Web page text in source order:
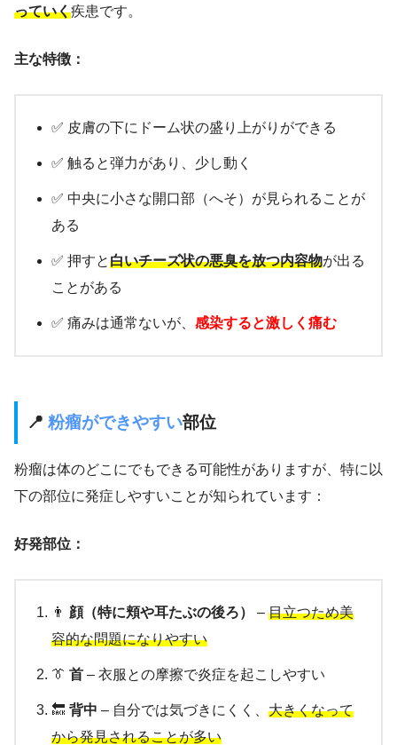
っていく疾患です。
主な特徴：
✅ 皮膚の下にドーム状の盛り上がりができる
✅ 触ると弾力があり、少し動く
✅ 中央に小さな開口部（へそ）が見られることが
ある
✅ 押すと白いチーズ状の悪臭を放つ内容物が出る
ことがある
✅ 痛みは通常ないが、 感染すると激しく痛む
📍 粉瘤ができやすい部位
粉瘤は体のどこにでもできる可能性がありますが、特に以
下の部位に発症しやすいことが知られています：
好発部位：
👨 顔（特に頬や耳たぶの後ろ） – 目立つため美
容的な問題になりやすい
👔 首 – 衣服との摩擦で炎症を起こしやすい
🔙 背中 – 自分では気づきにくく、 大きくなって
から発見されることが多い